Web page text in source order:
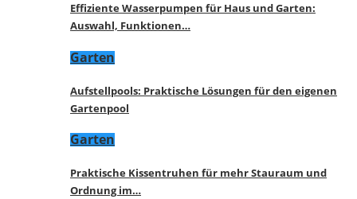
Effiziente Wasserpumpen für Haus und Garten:
Auswahl, Funktionen…
Garten
Aufstellpools: Praktische Lösungen für den eigenen
Gartenpool
Garten
Praktische Kissentruhen für mehr Stauraum und
Ordnung im…